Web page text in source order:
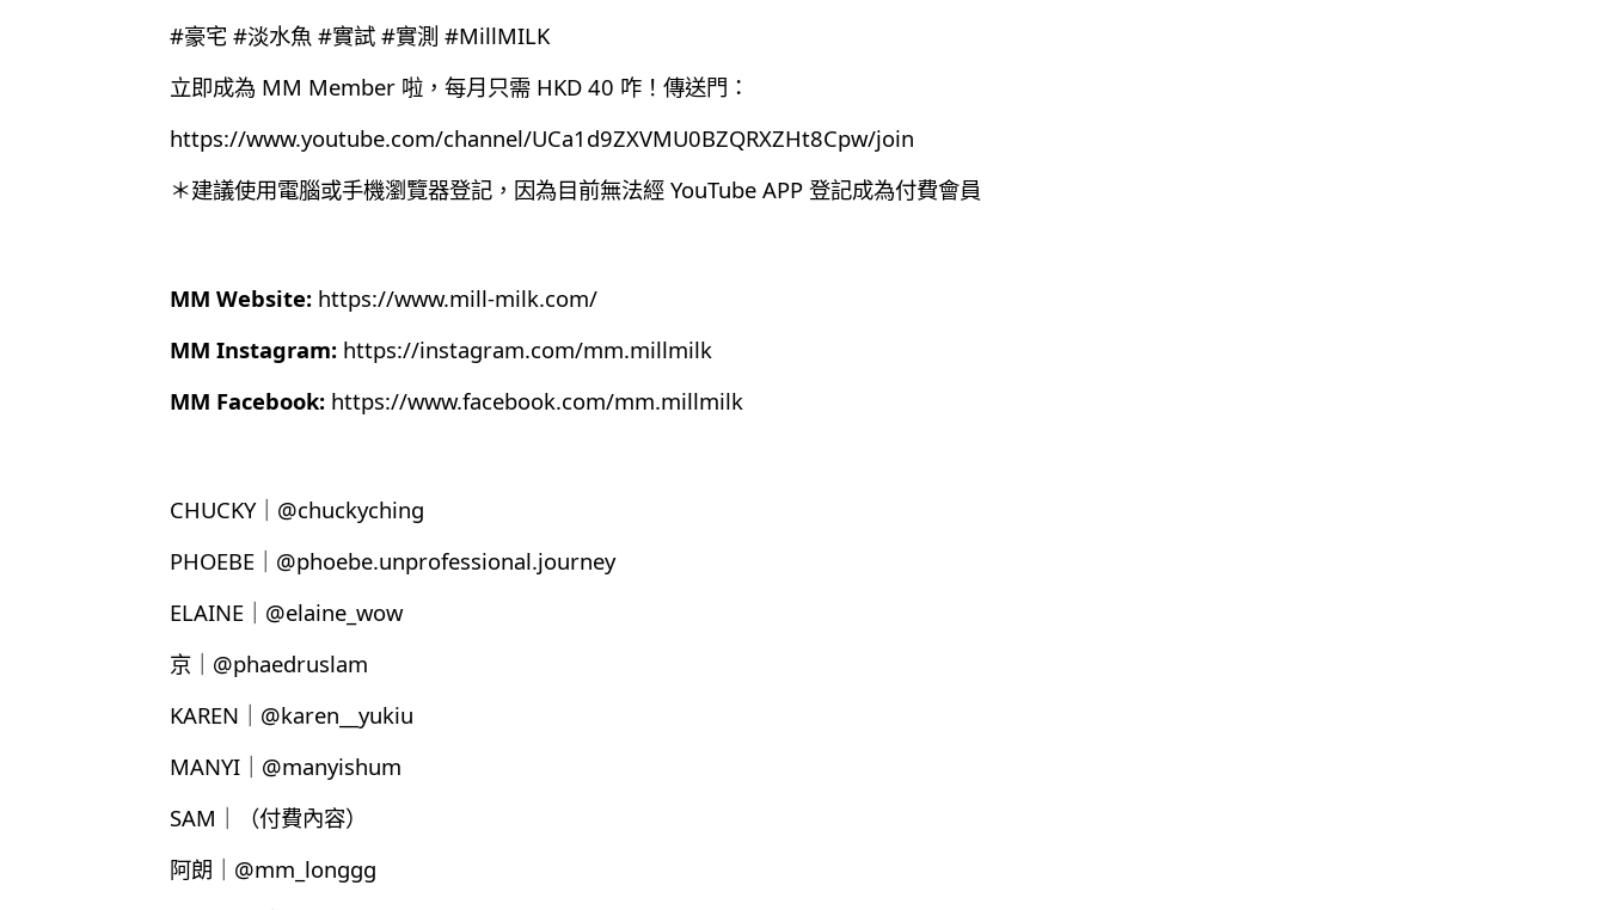
#豪宅 #淡水魚 #實試 #實測 #MillMILK
立即成為 MM Member 啦，每月只需 HKD 40 咋！傳送門：
https://www.youtube.com/channel/UCa1d9ZXVMU0BZQRXZHt8Cpw/join
＊建議使用電腦或手機瀏覽器登記，因為目前無法經 YouTube APP 登記成為付費會員
MM Website: https://www.mill-milk.com/
MM Instagram: https://instagram.com/mm.millmilk
MM Facebook: https://www.facebook.com/mm.millmilk
CHUCKY｜@chuckyching
PHOEBE｜@phoebe.unprofessional.journey
ELAINE｜@elaine_wow
京｜@phaedruslam
KAREN｜@karen__yukiu
MANYI｜@manyishum
SAM｜（付費內容）
阿朗｜@mm_longgg